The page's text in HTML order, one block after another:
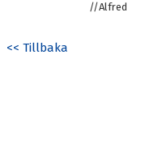
//Alfred
<< Tillbaka